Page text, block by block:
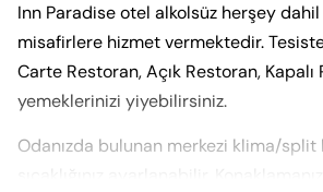
Inn Paradise otel alkolsüz herşey
misafirlere hizmet vermektedir.
Carte Restoran, Açık Restoran,
yemeklerinizi yiyebilirsiniz.
Odanızda bulunan merkezi klima/